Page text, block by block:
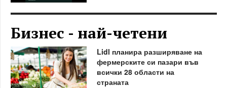
Бизнес - най-четени
Lidl планира разширяване на
фермерските си пазари във
всички 28 области на
страната